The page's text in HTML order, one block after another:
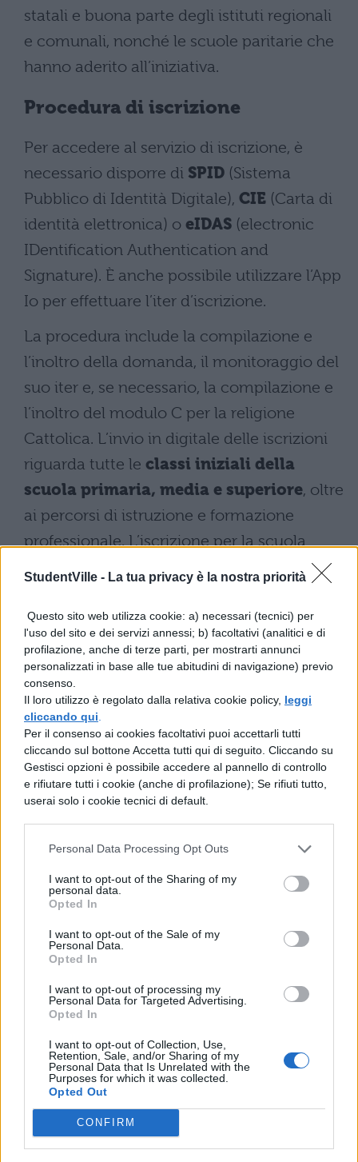
StudentVille - La tua privacy è la nostra priorità
Questo sito web utilizza cookie: a) necessari (tecnici) per
l'uso del sito e dei servizi annessi; b) facoltativi (analitici e di
profilazione, anche di terze parti, per mostrarti annunci
personalizzati in base alle tue abitudini di navigazione) previo
consenso.
Il loro utilizzo è regolato dalla relativa cookie policy, leggi
cliccando qui
Per il consenso ai cookies facoltativi puoi accettarli tutti
cliccando sul bottone Accetta tutti qui di seguito. Cliccando su
Gestisci opzioni è possibile accedere al pannello di controllo
e rifiutare tutti i cookie (anche di profilazione); Se rifiuti tutto,
userai solo i cookie tecnici di default.
Personal Data Processing Opt Outs
I want to opt-out of the Sharing of my
personal data.
Opted In
I want to opt-out of the Sale of my
Personal Data.
Opted In
I want to opt-out of processing my
Personal Data for Targeted Advertising.
Opted In
I want to opt-out of Collection, Use,
Retention, Sale, and/or Sharing of my
Personal Data that Is Unrelated with the
Purposes for which it was collected.
Opted Out
CONFIRM
statali e buona parte degli istituti regionali
e comunali, nonché le scuole paritarie che
hanno aderito all’iniziativa.
Procedura di iscrizione
Per accedere al servizio di iscrizione, è
necessario disporre di SPID (Sistema
Pubblico di Identità Digitale), CIE (Carta di
identità elettronica) o eIDAS (electronic
IDentification Authentication and
Signature). È anche possibile utilizzare l’App
Io per effettuare l’iter d’iscrizione.
La procedura include la compilazione e
l’inoltro della domanda, il monitoraggio del
suo iter e, se necessario, la compilazione e
l’inoltro del modulo C per la religione
Cattolica. L’invio in digitale delle iscrizioni
riguarda tutte le classi iniziali della
scuola primaria, media e superiore, oltre
ai percorsi di istruzione e formazione
professionale. L’iscrizione per la scuola
cartacea
Modalità di iscrizione
Durante la procedura i genitori o coloro che
esercitano la responsabilità genitoriale
inseriscono leinformazioni essenziali
relative all’alunno/studente per il quale è
richiesta l’iscrizione (codice fiscale, nome e
cognome, data di nascita, residenza, etc.)
ed esprimonole loro preferenze
all’offerta formativa proposta dalla scuola o
dal centro di formazione professionale
scelto.
Il sistema di iscrizioni permette di fare
sola domandaper ogni studente, tuttavia
è possibile scegliere anche una seconda o
terza scuola o centro di formazione
professionale in caso l’istituto scelto come
prima opzione non abbia posti liberi per
l’anno scolastico 2024/2025.